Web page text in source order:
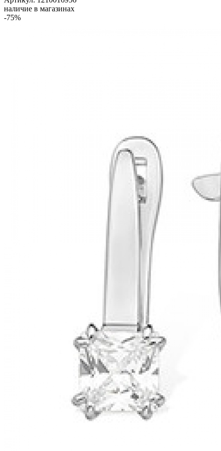
наличие в магазинах
-75%